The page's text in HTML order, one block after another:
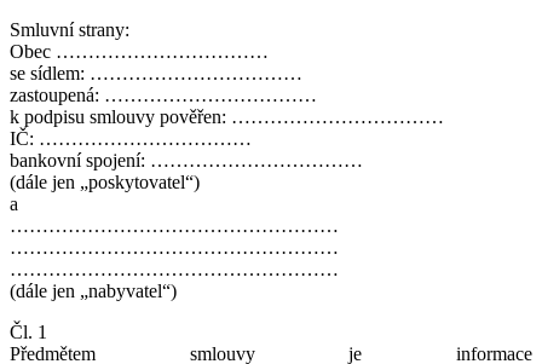
Smluvní strany:
Obec ……………………………
se sídlem: ……………………………
zastoupená: ……………………………
k podpisu smlouvy pověřen: ……………………………
IČ: ……………………………
bankovní spojení: ……………………………
(dále jen „poskytovatel“)
a
……………………………………………
……………………………………………
……………………………………………
(dále jen „nabyvatel“)
Čl. 1
Předmětem smlouvy je informace